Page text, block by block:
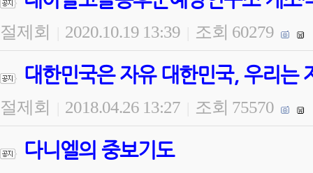
절제회 2020.10.19 13:39 조회 60279
대한민국은 자유 대한민국, 우리는
절제회 2018.04.26 13:27 조회 75570
다니엘의 중보기도